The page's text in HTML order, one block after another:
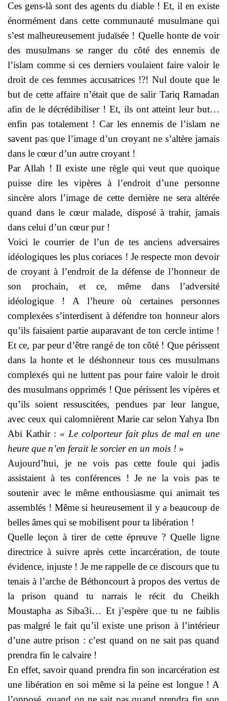
Ces gens-là sont des agents du diable ! Et, il en existe
énormément dans cette communauté musulmane qui
s’est malheureusement judaïsée ! Quelle honte de voir
des musulmans se ranger du côté des ennemis de
l’islam comme si ces derniers voulaient faire valoir le
droit de ces femmes accusatrices !?! Nul doute que le
but de cette affaire n’était que de salir Tariq Ramadan
afin de le décrédibiliser ! Et, ils ont atteint leur but…
enfin pas totalement ! Car les ennemis de l’islam ne
savent pas que l’image d’un croyant ne s’altère jamais
dans le cœur d’un autre croyant !
Par Allah ! Il existe une règle qui veut que quoique
puisse dire les vipères à l’endroit d’une personne
sincère alors l’image de cette dernière ne sera altérée
quand dans le cœur malade, disposé à trahir, jamais
dans celui d’un cœur pur !
Voici le courrier de l’un de tes anciens adversaires
idéologiques les plus coriaces ! Je respecte mon devoir
de croyant à l’endroit de la défense de l’honneur de
son prochain, et ce, même dans l’adversité
idéologique ! A l’heure où certaines personnes
complexées s’interdisent à défendre ton honneur alors
qu’ils faisaient partie auparavant de ton cercle intime !
Et ce, par peur d’être rangé de ton côté ! Que périssent
dans la honte et le déshonneur tous ces musulmans
complexés qui ne luttent pas pour faire valoir le droit
des musulmans opprimés ! Que périssent les vipères et
qu’ils soient ressuscitées, pendues par leur langue,
avec ceux qui calomnièrent Marie car selon Yahya Ibn
Abi Kathir : « Le colporteur fait plus de mal en une
heure que n’en ferait le sorcier en un mois ! »
Aujourd’hui, je ne vois pas cette foule qui jadis
assistaient à tes conférences ! Je ne la vois pas te
soutenir avec le même enthousiasme qui animait tes
assemblés ! Même si heureusement il y a beaucoup de
belles âmes qui se mobilisent pour ta libération !
Quelle leçon à tirer de cette épreuve ? Quelle ligne
directrice à suivre après cette incarcération, de toute
évidence, injuste ! Je me rappelle de ce discours que tu
tenais à l’arche de Béthoncourt à propos des vertus de
la prison quand tu narrais le récit du Cheikh
Moustapha as Siba3i… Et j’espère que tu ne faiblis
pas malgré le fait qu’il existe une prison à l’intérieur
d’une autre prison : c’est quand on ne sait pas quand
prendra fin le calvaire !
En effet, savoir quand prendra fin son incarcération est
une libération en soi même si la peine est longue ! A